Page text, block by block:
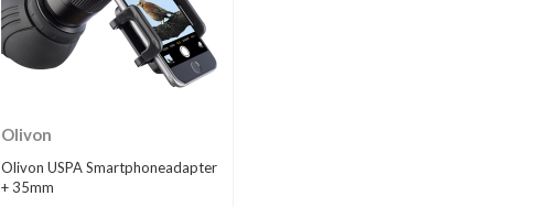
Olivon
Olivon USPA Smartphoneadapter
+ 35mm